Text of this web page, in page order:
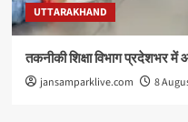
UTTARAKHAND
तकनीकी शिक्षा विभाग प्रदेशभर
jansamparklive.com 8